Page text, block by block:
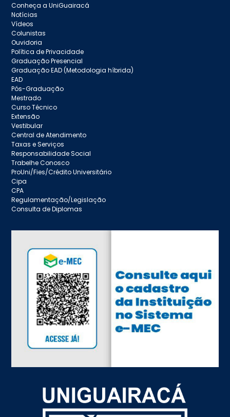
Conheça a UniGuairacá
Notícias
Vídeos
Colunistas
Ouvidoria
Política de Privacidade
Graduação Presencial
Graduação EAD (Metodologia híbrida)
EAD
Pós-Graduação
Mestrado
Curso Técnico
Extensão
Vestibular
Central de Atendimento
Taxas e Serviços
Responsabilidade Social
Trabelhe Conosco
ProUni/Fies/Crédito Universitário
Cipa
CPA
Regulamentação/Legislação
Consulta de Diplomas